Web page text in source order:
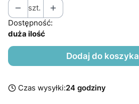
szt.
Dostępność:
duża ilość
Dodaj do koszyka
Czas wysyłki:24 godziny